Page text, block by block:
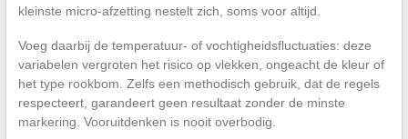
kleinste micro-afzetting nestelt zich, soms voor altijd.
Voeg daarbij de temperatuur- of vochtigheidsfluctuaties: deze
variabelen vergroten het risico op vlekken, ongeacht de kleur of
het type rookbom. Zelfs een methodisch gebruik, dat de regels
respecteert, garandeert geen resultaat zonder de minste
markering. Vooruitdenken is nooit overbodig.